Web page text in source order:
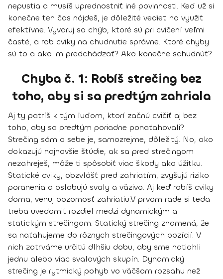
nepustia a musíš uprednostniť iné povinnosti. Keď už si
konečne ten čas nájdeš, je dôležité vedieť ho využiť
efektívne. Vyvaruj sa chýb, ktoré sú pri cvičení veľmi
časté, a rob cviky na chudnutie správne. Ktoré chyby
sú to a ako im predchádzať? Ako konečne schudnúť?
Chyba č. 1: Robíš strečing bez
toho, aby si sa predtým zahriala
Aj ty patríš k tým ľuďom, ktorí začnú cvičiť aj bez
toho, aby sa predtým poriadne ponaťahovali?
Strečing sám o sebe je, samozrejme, dôležitý. No, ako
dokazujú najnovšie štúdie, ak sa pred strečingom
nezahreješ, môže ti spôsobiť viac škody ako úžitku.
Statické cviky, obzvlášť pred zahriatím, zvyšujú riziko
poranenia a oslabujú svaly a väzivo. Aj keď robíš cviky
doma, venuj pozornosť zahriatiu.V prvom rade si teda
treba uvedomiť rozdiel medzi dynamickým a
statickým strečingom. Statický strečing znamená, že
sa naťahujeme do rôznych strečingových pozícií. V
nich zotrváme určitú dlhšiu dobu, aby sme natiahli
jednu alebo viac svalových skupín. Dynamický
strečing je rytmický pohyb vo väčšom rozsahu než